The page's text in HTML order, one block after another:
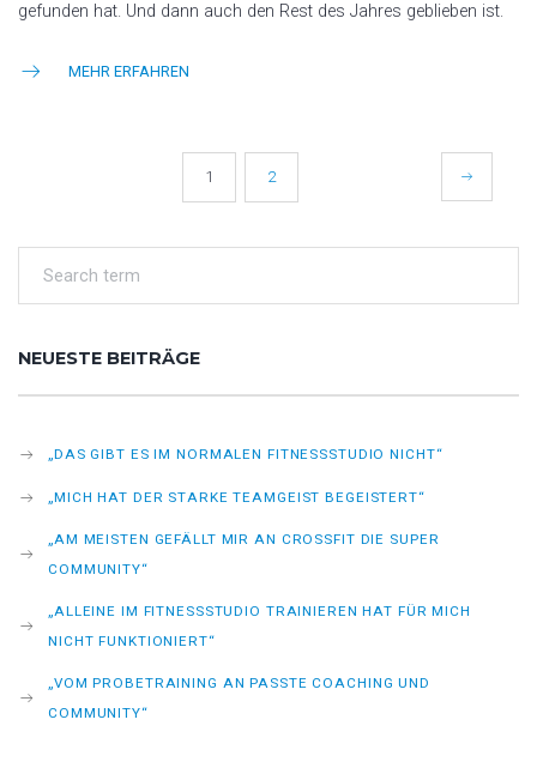
gefunden hat. Und dann auch den Rest des Jahres geblieben ist.
MEHR ERFAHREN
BEITRAGSNAVIGATION
1 2
NEUESTE BEITRÄGE
„DAS GIBT ES IM NORMALEN FITNESSSTUDIO NICHT“
„MICH HAT DER STARKE TEAMGEIST BEGEISTERT“
„AM MEISTEN GEFÄLLT MIR AN CROSSFIT DIE SUPER
COMMUNITY“
„ALLEINE IM FITNESSSTUDIO TRAINIEREN HAT FÜR MICH
NICHT FUNKTIONIERT“
„VOM PROBETRAINING AN PASSTE COACHING UND
COMMUNITY“